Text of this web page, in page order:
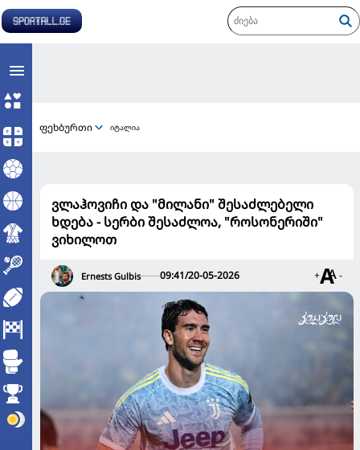
ფეხბურთი იტალია
ვლაჰოვიჩი და "მილანი" შესაძლებელი
ხდება - სერბი შესაძლოა, "როსონერიში"
ვიხილოთ
Ernests Gulbis 09:41/20-05-2026 + -